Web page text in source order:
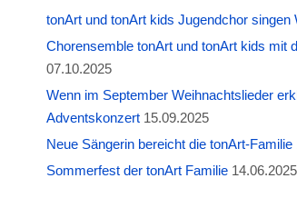
tonArt und tonArt kids Jugendchor singen
Chorensemble tonArt und tonArt kids mit
07.10.2025
Wenn im September Weihnachtslieder
Adventskonzert 15.09.2025
Neue Sängerin bereicht die tonArt-Familie
Sommerfest der tonArt Familie 14.06.2025